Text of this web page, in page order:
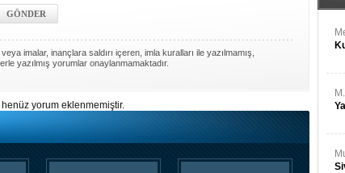
imalar, inançlara saldırı içeren, imla kuralları ile yazılmamış,
yazılmış yorumlar onaylanmamaktadır.
yorum eklenmemiştir.